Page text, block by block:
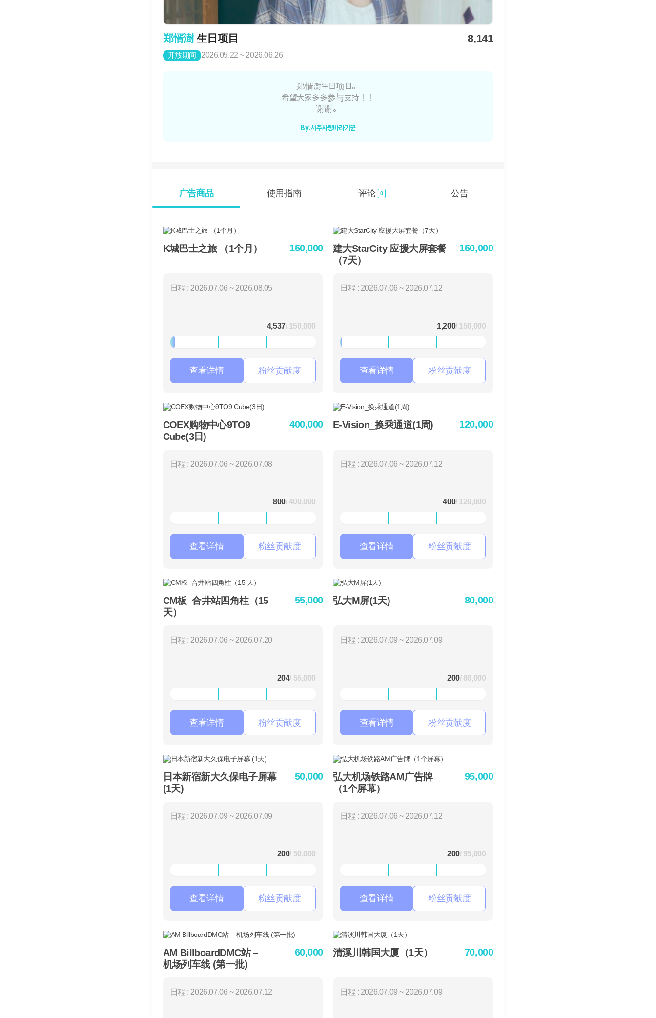
郑㥠澍生日项目 8,141
开放期间 2026.05.22 ~ 2026.06.26
郑㥠澍生日项目。
希望大家多多参与支持！！
谢谢。
By.서주사랑바라기꾼
广告商品 使用指南 评论 0 公告
K城巴士之旅 （1个月） 150,000
日程 : 2026.07.06 ~ 2026.08.05
4,537/ 150,000
查看详情 粉丝贡献度
建大StarCity 应援大屏套餐
（7天）
150,000
日程 : 2026.07.06 ~ 2026.07.12
1,200/ 150,000
查看详情 粉丝贡献度
COEX购物中心9TO9
Cube(3日)
400,000
日程 : 2026.07.06 ~ 2026.07.08
800/ 400,000
查看详情 粉丝贡献度
E-Vision_换乘通道(1周) 120,000
日程 : 2026.07.06 ~ 2026.07.12
400/ 120,000
查看详情 粉丝贡献度
CM板_合井站四角柱（15
天）
55,000
日程 : 2026.07.06 ~ 2026.07.20
204/ 55,000
查看详情 粉丝贡献度
弘大M屏(1天) 80,000
日程 : 2026.07.09 ~ 2026.07.09
200/ 80,000
查看详情 粉丝贡献度
日本新宿新大久保电子屏幕
(1天)
50,000
日程 : 2026.07.09 ~ 2026.07.09
200/ 50,000
查看详情 粉丝贡献度
弘大机场铁路AM广告牌
（1个屏幕）
95,000
日程 : 2026.07.06 ~ 2026.07.12
200/ 95,000
查看详情 粉丝贡献度
AM BillboardDMC站 –
机场列车线 (第一批)
60,000
日程 : 2026.07.06 ~ 2026.07.12
清溪川韩国大厦（1天） 70,000
日程 : 2026.07.09 ~ 2026.07.09